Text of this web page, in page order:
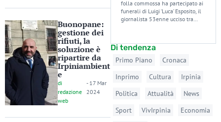
Buonopane:
gestione dei
rifiuti, la
soluzione è
ripartire da
Irpiniambient
e
di
redazione
web
- 17 Mar
2024
folla commossa ha partecipato ai
funerali di Luigi ‘Luca’ Esposito, il
giornalista 53enne ucciso tra…
Di tendenza
Primo Piano
Cronaca
Inprimo
Cultura
Irpinia
Politica
Attualità
News
Sport
VivIrpinia
Economia